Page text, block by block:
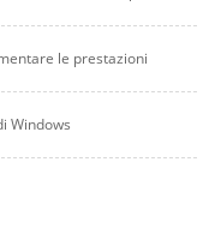
le prestazioni
Windows